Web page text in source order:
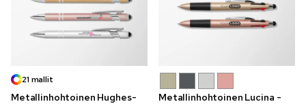
21 mallit
Metallinhohtoinen Hughes-
Metallinhohtoinen Lucina -